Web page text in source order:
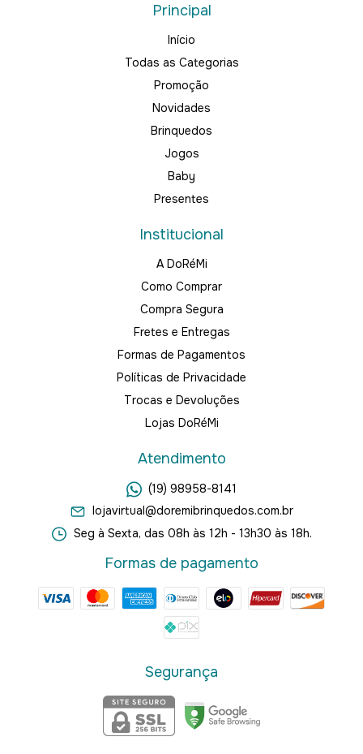
Principal
Início
Todas as Categorias
Promoção
Novidades
Brinquedos
Jogos
Baby
Presentes
Institucional
A DoRéMi
Como Comprar
Compra Segura
Fretes e Entregas
Formas de Pagamentos
Políticas de Privacidade
Trocas e Devoluções
Lojas DoRéMi
Atendimento
(19) 98958-8141
lojavirtual@doremibrinquedos.com.br
Seg à Sexta, das 08h às 12h - 13h30 às 18h.
Formas de pagamento
Segurança